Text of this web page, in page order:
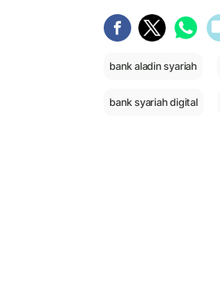
bank aladin syariah
bank syariah digital